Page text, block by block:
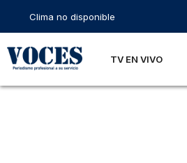
Clima no disponible
TV EN VIVO